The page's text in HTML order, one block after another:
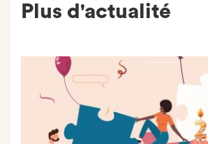
Plus d'actualité